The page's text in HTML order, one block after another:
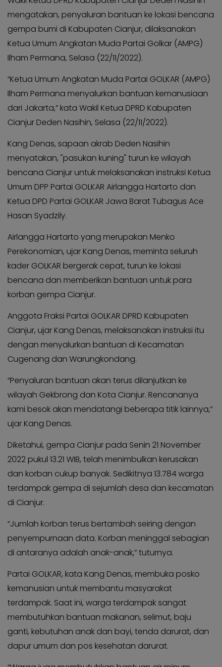
Kabar
Photo
KABAR
KADER
mengatakan, penyaluran bantuan ke lokasi bencana
gempa bumi di Kabupaten Cianjur, dilaksanakan
Ketua Umum Angkatan Muda Partai Golkar (AMPG)
Ilham Permana, Selasa (22/11/2022).
“Ketua Umum Angkatan Muda Partai GOLKAR (AMPG)
Ilham Permana menyalurkan bantuan kemanusiaan
dari Jakarta,” kata Wakil Ketua DPRD Kabupaten
Cianjur Deden Nasihin, Selasa (22/11/2022).
Kang Denas, sapaan akrab Deden Nasihin
menyatakan, "pasukan kuning" turun ke wilayah
bencana Cianjur untuk melaksanakan instruksi Ketua
Umum DPP Partai GOLKAR Airlangga Hartarto dan
Ketua DPD Partai GOLKAR Jawa Barat Tubagus Ace
Hasan Syadzily.
Airlangga Hartarto yang merupakan Menko
Perekonomian, ujar Kang Denas, meminta seluruh
kader GOLKAR bergerak cepat, turun ke lokasi
bencana dan memberikan bantuan untuk para
korban gempa Cianjur.
Anggota Fraksi Partai GOLKAR DPRD Kabupaten
Cianjur, ujar Kang Denas, melaksanakan instruksi itu
dengan menyalurkan bantuan di Kecamatan
Cugenang dan Warungkondang.
“Penyaluran bantuan akan terus dilanjutkan ke
wilayah Gekbrong dan Kota Cianjur. Rencananya
kami besok akan mendatangi beberapa titik lainnya,”
ujar Kang Denas.
Diketahui, gempa Cianjur pada Senin 21 November
2022 pukul 13.21 WIB, telah menimbulkan kerusakan
dan korban cukup banyak. Sedikitnya 13.784 warga
terdampak gempa di sejumlah desa dan kecamatan
di Cianjur.
“Jumlah korban terus bertambah seiring dengan
penyempurnaan data. Korban meninggal sebagian
di antaranya adalah anak-anak,” tuturnya.
Partai GOLKAR, kata Kang Denas, membuka posko
kemanusian untuk membantu masyarakat
terdampak. Saat ini, warga terdampak sangat
membutuhkan bantuan makanan, selimut, baju
ganti, kebutuhan anak dan bayi, tenda darurat, dan
dapur umum dan pos kesehatan darurat.